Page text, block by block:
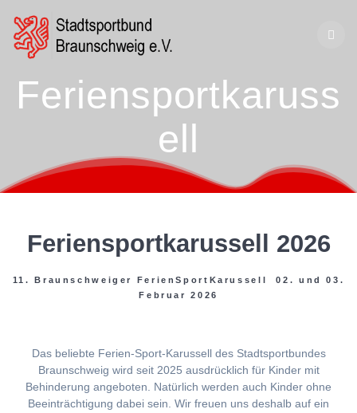
Feriensportkaruss
ell
Feriensportkarussell 2026
11. Braunschweiger FerienSportKarussell 02. und 03.
Februar 2026
Das beliebte Ferien-Sport-Karussell des Stadtsportbundes
Braunschweig wird seit 2025 ausdrücklich für Kinder mit
Behinderung angeboten. Natürlich werden auch Kinder ohne
Beeinträchtigung dabei sein. Wir freuen uns deshalb auf ein